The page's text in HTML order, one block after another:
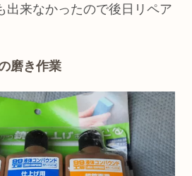
出来なかったので後日リペア
磨き作業